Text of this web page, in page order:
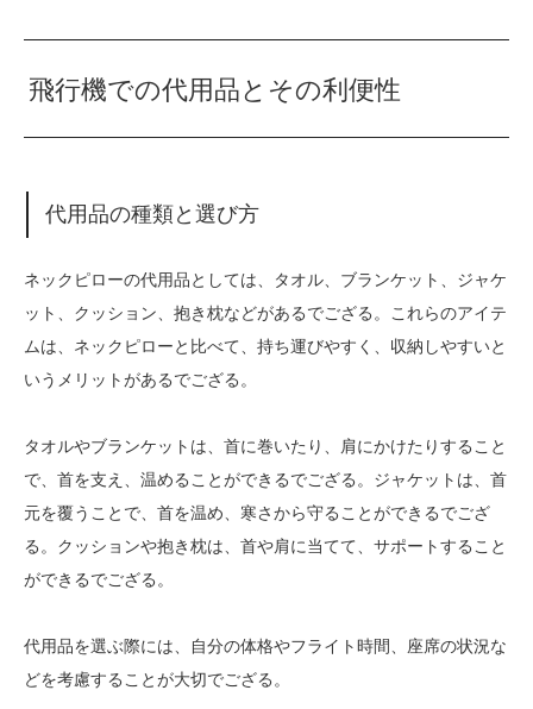
飛行機での代用品とその利便性
代用品の種類と選び方
ネックピローの代用品としては、タオル、ブランケット、ジャケ
ット、クッション、抱き枕などがあるでござる。これらのアイテ
ムは、ネックピローと比べて、持ち運びやすく、収納しやすいと
いうメリットがあるでござる。
タオルやブランケットは、首に巻いたり、肩にかけたりすること
で、首を支え、温めることができるでござる。ジャケットは、首
元を覆うことで、首を温め、寒さから守ることができるでござ
る。クッションや抱き枕は、首や肩に当てて、サポートすること
ができるでござる。
代用品を選ぶ際には、自分の体格やフライト時間、座席の状況な
どを考慮することが大切でござる。